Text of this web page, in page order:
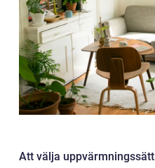
Att välja uppvärmningssätt